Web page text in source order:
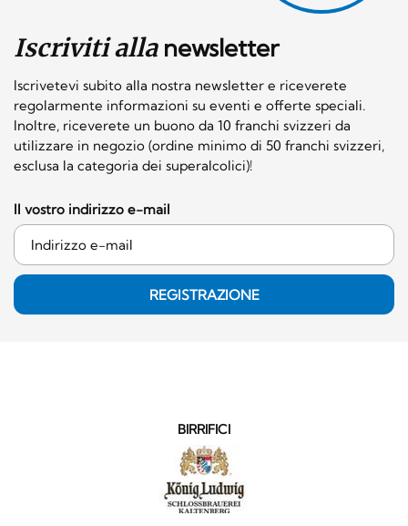
Iscriviti allanewsletter
Iscrivetevi subito alla nostra newsletter e riceverete
regolarmente informazioni su eventi e offerte speciali.
Inoltre, riceverete un buono da 10 franchi svizzeri da
utilizzare in negozio (ordine minimo di 50 franchi svizzeri,
esclusa la categoria dei superalcolici)!
Il vostro indirizzo e-mail
REGISTRAZIONE
BIRRIFICI